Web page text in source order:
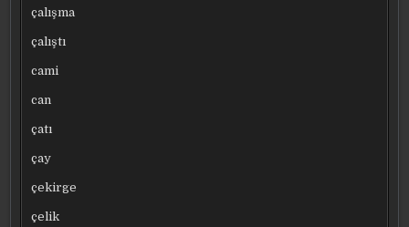
çalışma
çalıştı
cami
can
çatı
çay
çekirge
çelik